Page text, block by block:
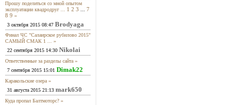
Прошу поделиться со мной опытом
эксплуатации квадродруг ...
1 2 3
7
8 9 »
3 октября 2015 08:47 Brodyaga
Финал ЧС "Салаирское рубилово 2015"
САМЫЙ СМАК 1 ...
»
22 сентября 2015 14:30 Nikolai
Ответственные за разделы сайта »
7 сентября 2015 15:01 Dimak22
Каракольские озера »
31 августа 2015 21:13 mark650
Куда пропал Балтмоторс? »